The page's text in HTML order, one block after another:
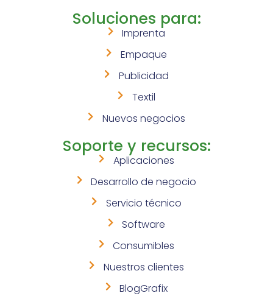
Soluciones para:
Imprenta
Empaque
Publicidad
Textil
Nuevos negocios
Soporte y recursos:
Aplicaciones
Desarrollo de negocio
Servicio técnico
Software
Consumibles
Nuestros clientes
BlogGrafix